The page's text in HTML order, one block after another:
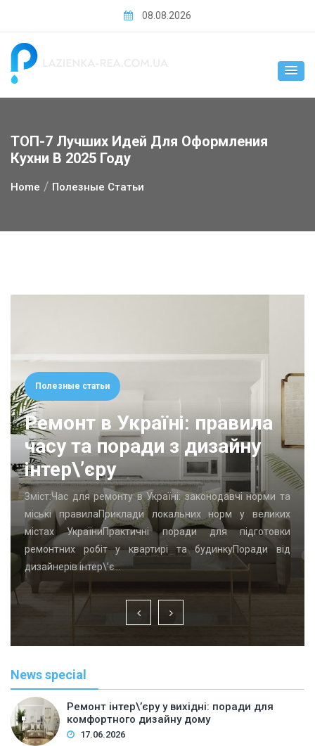
content
08.08.2026
ТОП-7 Лучших Идей Для Оформления
Кухни В 2025 Году
Home Полезные Статьи
Полезные статьи
Ремонт в Україні: правила
часу та поради з дизайну
інтер\’єру
Зміст:Час для ремонту в Україні: законодавчі норми та
міські правилаПриклади локальних норм у великих
містах УкраїниПрактичні поради для підготовки
ремонтних робіт у квартирі та будинкуПоради від
дизайнерів інтер\’є…
News special
Ремонт інтер\’єру у вихідні: поради для
комфортного дизайну дому
17.06.2026